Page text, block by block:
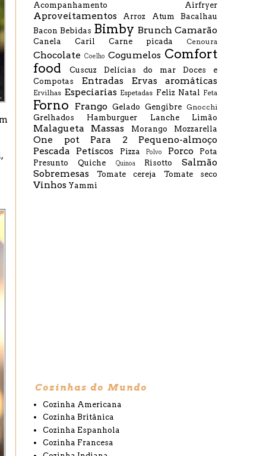
Acompanhamento Airfryer
Aproveitamentos Arroz Atum
Bacalhau
Bacon Bebidas Bimby Brunch Camarão
Canela Caril Carne picada Cenoura
Chocolate Coelho Cogumelos Comfort
food
Cuscuz Delícias do mar
Doces e
Compotas
Entradas Ervas aromáticas
Ervilhas Especiarias Espetadas Feliz Natal Feta
Forno Frango Gelado Gengibre Gnocchi
Grelhados Hamburguer Lanche Limão
Malagueta Massas Morango Mozzarella
One pot Para 2
Pequeno-almoço
Pescada
Petiscos Pizza Polvo Porco
Pota
Presunto
Quiche Quinoa Risotto
Salmão
Sobremesas
Tomate cereja Tomate seco
Vinhos Yammi
Cozinhas do Mundo
Cozinha Americana
Cozinha Britânica
Cozinha Espanhola
Cozinha Francesa